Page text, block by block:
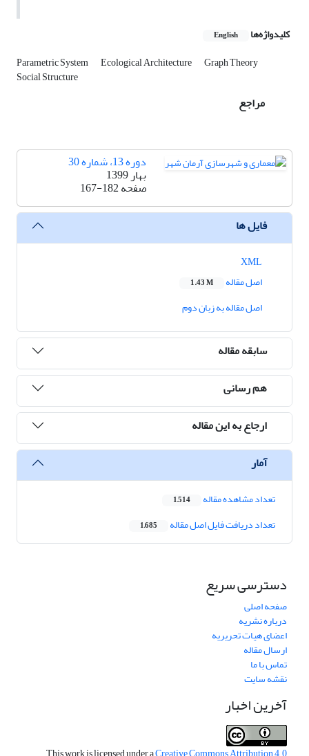
کلیدواژه‌ها English
Parametric System Ecological Architecture Graph Theory
Social Structure
مراجع
دوره 13، شماره 30
بهار 1399
صفحه167-182
فایل ها
اصل مقاله
1.43 M
اصل مقاله به زبان دوم
سابقه مقاله
هم رسانی
ارجاع به این مقاله
آمار
تعداد مشاهده مقاله 1,514
تعداد دریافت فایل اصل مقاله 1,685
دسترسی سریع
صفحه اصلی
درباره نشریه
اعضای هیات تحریریه
ارسال مقاله
تماس با ما
نقشه سایت
آخرین اخبار